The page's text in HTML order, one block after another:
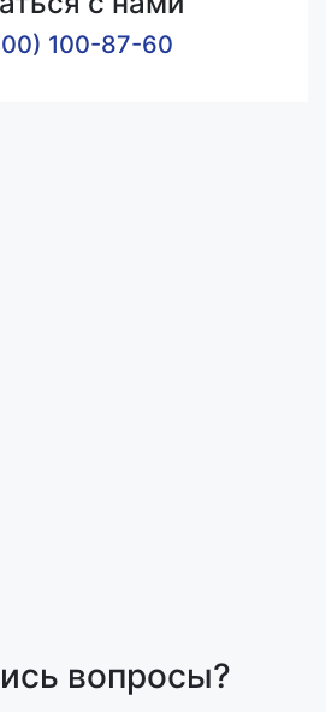
100-87-60
вопросы?